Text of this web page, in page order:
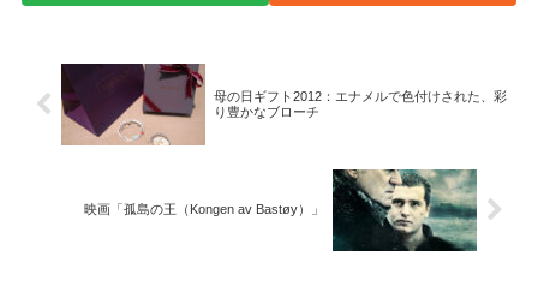
母の日ギフト2012：エナメルで色付けされた、彩
り豊かなブローチ
映画「孤島の王（Kongen av Bastøy）」